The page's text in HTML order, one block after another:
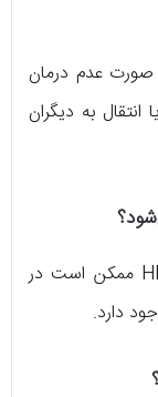
صورت عدم درمان
به دیگران
ضایعات قابل درمان هستند، اما ویروس HPV ممکن است در
دارد.